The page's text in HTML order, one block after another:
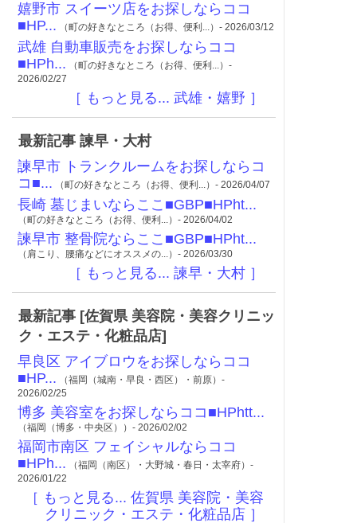
嬉野市 スイーツ店をお探しならココ
■HP... （町の好きなところ（お得、便利...）- 2026/03/12
武雄 自動車販売をお探しならココ
■HPh... （町の好きなところ（お得、便利...）-
2026/02/27
［ もっと見る... 武雄・嬉野 ］
最新記事 諫早・大村
諫早市 トランクルームをお探しならコ
コ■... （町の好きなところ（お得、便利...）- 2026/04/07
長崎 墓じまいならここ■GBP■HPht...
（町の好きなところ（お得、便利...）- 2026/04/02
諫早市 整骨院ならここ■GBP■HPht...
（肩こり、腰痛などにオススメの...）- 2026/03/30
［ もっと見る... 諫早・大村 ］
最新記事 [佐賀県 美容院・美容クリニッ
ク・エステ・化粧品店]
早良区 アイブロウをお探しならココ
■HP... （福岡（城南・早良・西区）・前原）-
2026/02/25
博多 美容室をお探しならココ■HPhtt...
（福岡（博多・中央区））- 2026/02/02
福岡市南区 フェイシャルならココ
■HPh... （福岡（南区）・大野城・春日・太宰府）-
2026/01/22
［ もっと見る... 佐賀県 美容院・美容
クリニック・エステ・化粧品店 ］